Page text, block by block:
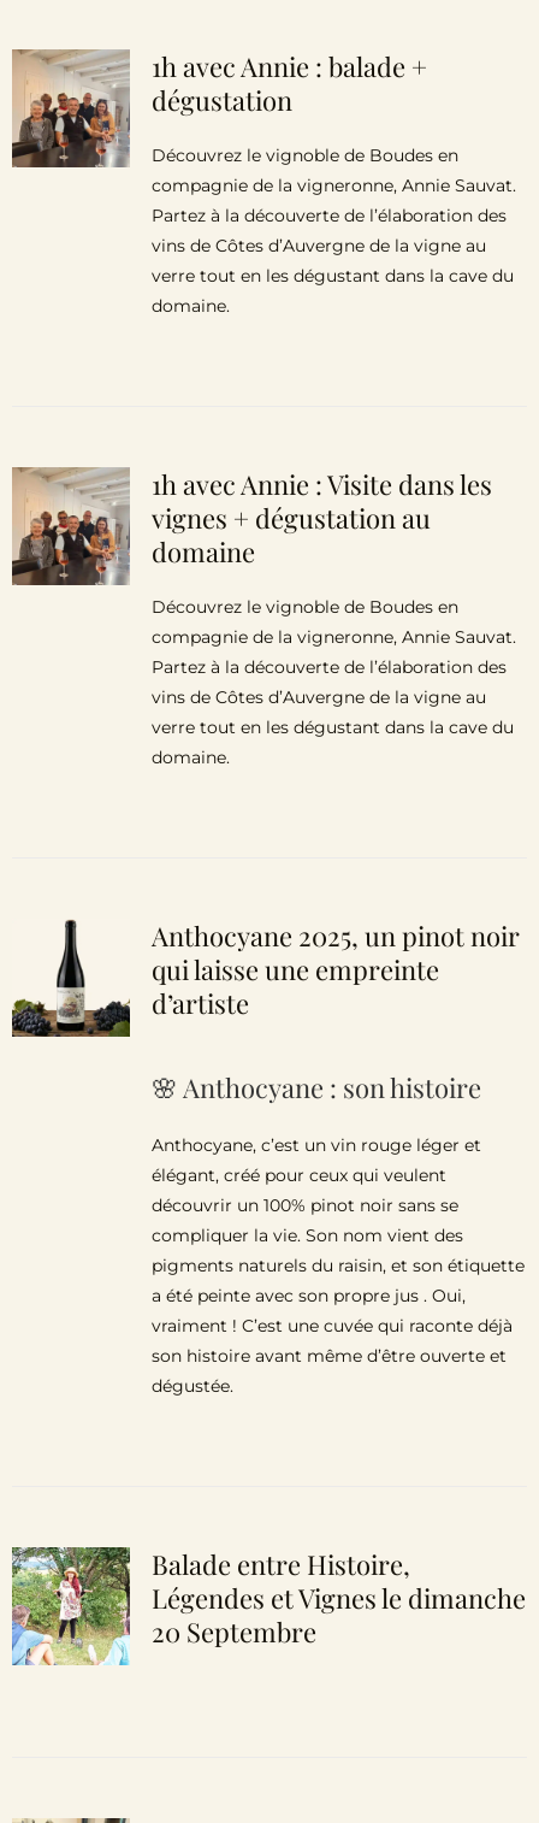
1h avec Annie : balade +
dégustation
Découvrez le vignoble de Boudes en
compagnie de la vigneronne, Annie Sauvat.
Partez à la découverte de l’élaboration des
vins de Côtes d’Auvergne de la vigne au
verre tout en les dégustant dans la cave du
domaine.
1h avec Annie : Visite dans les
vignes + dégustation au
domaine
Découvrez le vignoble de Boudes en
compagnie de la vigneronne, Annie Sauvat.
Partez à la découverte de l’élaboration des
vins de Côtes d’Auvergne de la vigne au
verre tout en les dégustant dans la cave du
domaine.
Anthocyane 2025, un pinot noir
qui laisse une empreinte
d’artiste
🌸 Anthocyane : son histoire
Anthocyane, c’est un vin rouge léger et
élégant, créé pour ceux qui veulent
découvrir un 100% pinot noir sans se
compliquer la vie. Son nom vient des
pigments naturels du raisin, et son étiquette
a été peinte avec son propre jus . Oui,
vraiment ! C’est une cuvée qui raconte déjà
son histoire avant même d’être ouverte et
dégustée.
Balade entre Histoire,
Légendes et Vignes le dimanche
20 Septembre